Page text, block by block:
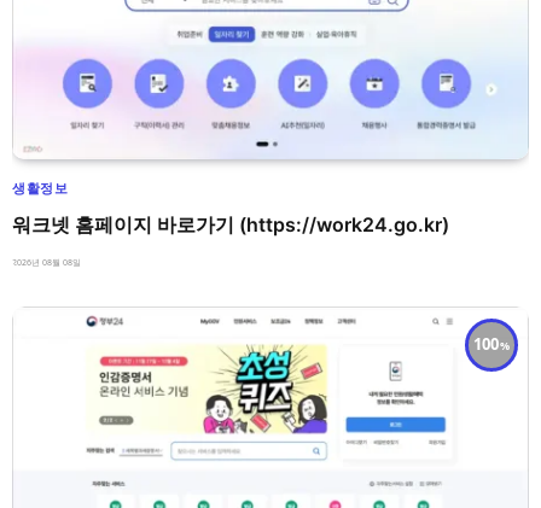
생활정보
워크넷 홈페이지 바로가기 (https://work24.go.kr)
2026년 08월 08일
100